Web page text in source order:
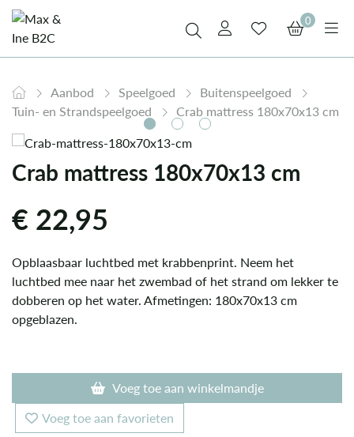
0
Aanbod Speelgoed
Buitenspeelgoed
Tuin- en Strandspeelgoed
Crab mattress 180x70x13 cm
Crab mattress 180x70x13 cm
€22,95
Opblaasbaar luchtbed met krabbenprint. Neem het
luchtbed mee naar het zwembad of het strand om lekker te
dobberen op het water. Afmetingen: 180x70x13 cm
opgeblazen.
Voeg toe aan winkelmandje
Voeg toe aan favorieten